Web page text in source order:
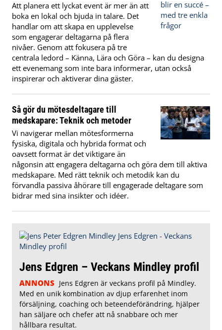
Att planera ett lyckat event är mer än att
boka en lokal och bjuda in talare. Det
handlar om att skapa en upplevelse
som engagerar deltagarna på flera
nivåer. Genom att fokusera på tre
centrala ledord – Känna, Lära och Göra – kan du designa
ett evenemang som inte bara informerar, utan också
inspirerar och aktiverar dina gäster.
Så gör du mötesdeltagare till
medskapare: Teknik och metoder
Vi navigerar mellan mötesformerna
fysiska, digitala och hybrida format och
oavsett format är det viktigare än
någonsin att engagera deltagarna och göra dem till aktiva
medskapare. Med rätt teknik och metodik kan du
förvandla passiva åhörare till engagerade deltagare som
bidrar med sina insikter och idéer.
Jens Edgren – Veckans Mindley profil
ANNONS Jens Edgren är veckans profil på Mindley.
Med en unik kombination av djup erfarenhet inom
försäljning, coaching och beteendeförändring, hjälper
han säljare och chefer att nå snabbare och mer
hållbara resultat.